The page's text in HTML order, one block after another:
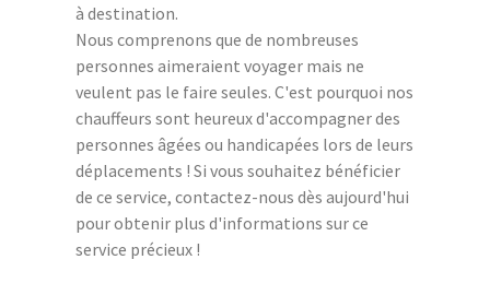
à destination.
Nous comprenons que de nombreuses
personnes aimeraient voyager mais ne
veulent pas le faire seules. C'est pourquoi nos
chauffeurs sont heureux d'accompagner des
personnes âgées ou handicapées lors de leurs
déplacements ! Si vous souhaitez bénéficier
de ce service, contactez-nous dès aujourd'hui
pour obtenir plus d'informations sur ce
service précieux !